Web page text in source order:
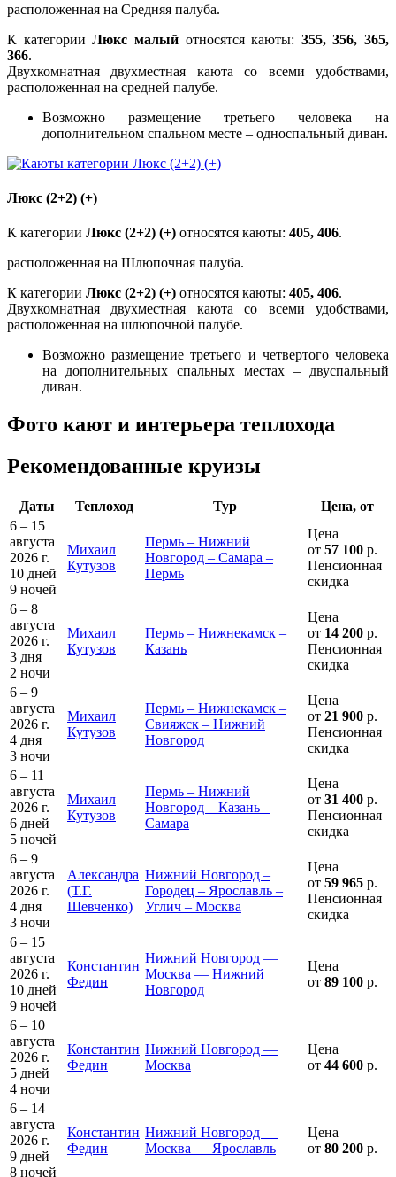
расположенная на Средняя палуба.
К категорииЛюкс малыйотносятся каюты: 355, 356, 365,
366.
Двухкомнатная двухместная каюта со всеми удобствами,
расположенная на средней палубе.
Возможно размещение третьего человека на
дополнительном спальном месте – односпальный диван.
Люкс (2+2) (+)
К категории Люкс (2+2) (+) относятся каюты: 405, 406.
расположенная на Шлюпочная палуба.
К категории Люкс (2+2) (+) относятся каюты: 405, 406.
Двухкомнатная двухместная каюта со всеми удобствами,
расположенная на шлюпочной палубе.
Возможно размещение третьего и четвертого человека
на дополнительных спальных местах – двуспальный
диван.
Фото кают и интерьера теплохода
Рекомендованные круизы
Даты Теплоход Тур
Цена, от
6 – 15
августа
2026 г.
10 дней
9 ночей
Михаил
Кутузов
Пермь – Нижний
Новгород – Самара –
Пермь
Цена
от 57 100 р.
Пенсионная
скидка
6 – 8
августа
2026 г.
3 дня
2 ночи
Михаил
Кутузов
Пермь – Нижнекамск –
Казань
Цена
от 14 200 р.
Пенсионная
скидка
6 – 9
августа
2026 г.
4 дня
3 ночи
Михаил
Кутузов
Пермь – Нижнекамск –
Свияжск – Нижний
Новгород
Цена
от 21 900 р.
Пенсионная
скидка
6 – 11
августа
2026 г.
6 дней
5 ночей
Михаил
Кутузов
Пермь – Нижний
Новгород – Казань –
Самара
Цена
от 31 400 р.
Пенсионная
скидка
6 – 9
августа
2026 г.
4 дня
3 ночи
Александра
(Т.Г.
Шевченко)
Нижний Новгород –
Городец – Ярославль –
Углич – Москва
Цена
от 59 965 р.
Пенсионная
скидка
6 – 15
августа
2026 г.
10 дней
9 ночей
Константин
Федин
Нижний Новгород —
Москва — Нижний
Новгород
Цена
от 89 100 р.
6 – 10
августа
2026 г.
5 дней
4 ночи
Константин
Федин
Нижний Новгород —
Москва
Цена
от 44 600 р.
6 – 14
августа
2026 г.
9 дней
8 ночей
Константин
Федин
Нижний Новгород —
Москва — Ярославль
Цена
от 80 200 р.